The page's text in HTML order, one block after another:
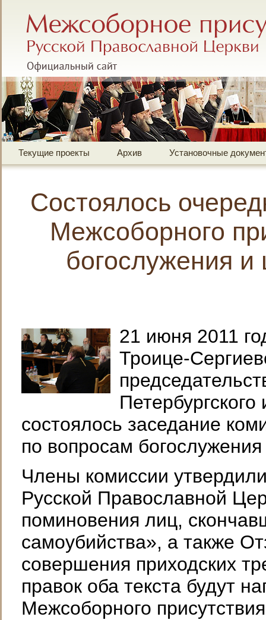
Межсоборное присутствие Русской
Официальный сайт
Текущие проекты Архив Установочные
Состоялось
Межсоборного
богослужения и
21 июня 2011
Троице-
состоялось заседание
по вопросам богослужения
Члены комиссии
Русской Православной
поминовения лиц,
самоубийства», а также
совершения приходских
правок оба текста будут
Межсоборного